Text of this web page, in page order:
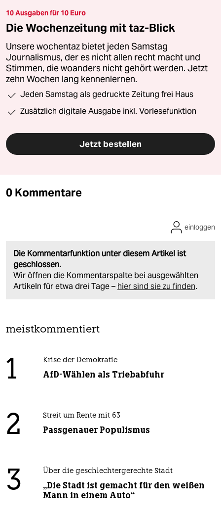
10 Ausgaben für 10 Euro
Die Wochenzeitung mit taz-Blick
Unsere wochentaz bietet jeden Samstag
Journalismus, der es nicht allen recht macht und
Stimmen, die woanders nicht gehört werden. Jetzt
zehn Wochen lang kennenlernen.
Jeden Samstag als gedruckte Zeitung frei Haus
Zusätzlich digitale Ausgabe inkl. Vorlesefunktion
Jetzt bestellen
0 Kommentare
Die Kommentarfunktion unter diesem Artikel ist
geschlossen.
Wir öffnen die Kommentarspalte bei ausgewählten
Artikeln für etwa drei Tage – hier sind sie zu finden.
einloggen
meistkommentiert
1 Krise der Demokratie
AfD-Wählen als Triebabfuhr
2 Streit um Rente mit 63
Passgenauer Populismus
3 Über die geschlechtergerechte Stadt
„Die Stadt ist gemacht für den weißen
Mann in einem Auto“